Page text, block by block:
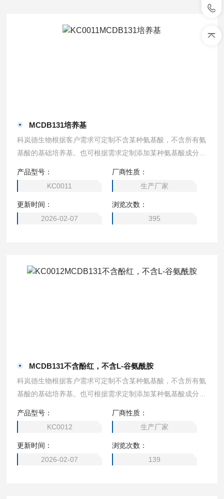
MCDB131培养基
科岚德生物根据客户需求可定制不含某种氨基酸，不含所有氨
基酸的基础培养基。也可根据需求定制添加某种氨基酸成分的
EM/F12、DMEM 低糖、DMEM 无糖、α- MEM、EMEM，M
cCoy’s 5A、M199培养基、L-15 培养基、F12培养基、F-12K
培养基、William’s E 培养基、F10培养基、IMDM培养基）
产品型号：
KC0011
厂商性质：
生产厂家
更新时间：
2026-02-07
浏览次数：
395
MCDB131不含酚红，不含L-谷氨酰胺
科岚德生物根据客户需求可定制不含某种氨基酸，不含所有氨
基酸的基础培养基。也可根据需求定制添加某种氨基酸成分的
EM/F12、DMEM 低糖、DMEM 无糖、α- MEM、EMEM，M
cCoy’s 5A、M199培养基、L-15 培养基、F12培养基、F-12K
培养基、William’s E 培养基、F10培养基、IMDM培养基）
产品型号：
KC0012
厂商性质：
生产厂家
更新时间：
2026-02-07
浏览次数：
139